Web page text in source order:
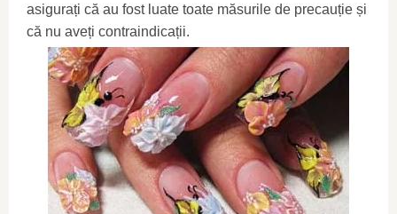
asigurați că au fost luate toate măsurile de precauție și
că nu aveți contraindicații.